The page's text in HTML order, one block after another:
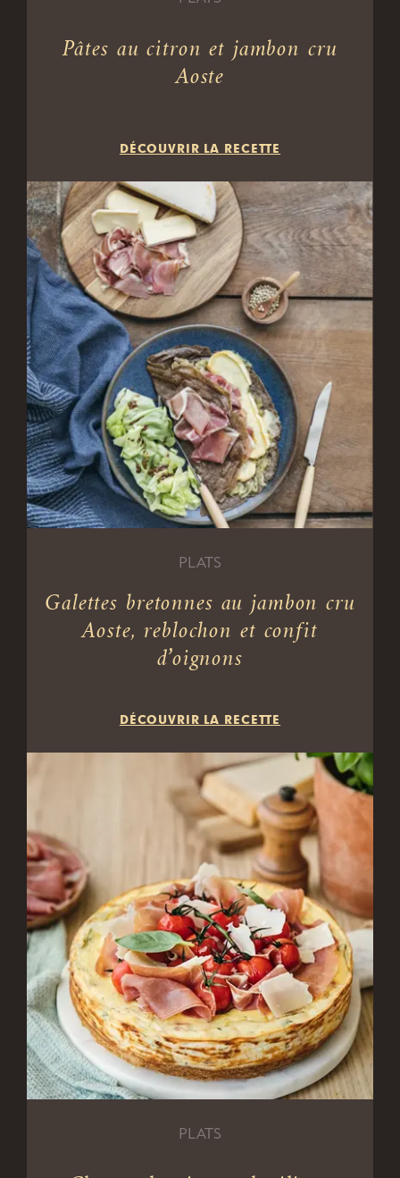
Pâtes au citron et jambon cru
Aoste
DÉCOUVRIR LA RECETTE
PLATS
Galettes bretonnes au jambon cru
Aoste, reblochon et confit
d’oignons
DÉCOUVRIR LA RECETTE
PLATS